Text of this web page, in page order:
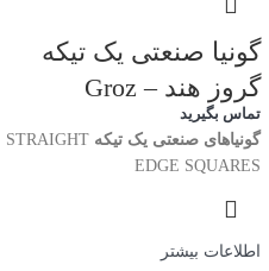
گونیا صنعتى یک تیکه
گروز هند – Groz
تماس بگیرید
گونیاهاى صنعتى یک تیکه STRAIGHT
EDGE SQUARES
اطلاعات بیشتر